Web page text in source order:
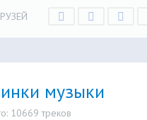
музыки
10669 треков